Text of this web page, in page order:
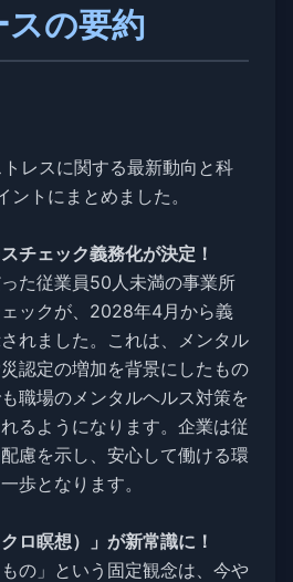
の要約
レスに関する最新動向と科
トにまとめました。
チェック義務化が決定！
た従業員50人未満の事業所
ックが、2028年4月から義
れました。これは、メンタル
認定の増加を背景にしたもの
職場のメンタルヘルス対策を
るようになります。企業は従
慮を示し、安心して働ける環
歩となります。
ロ瞑想）」が新常識に！
の」という固定観念は、今や